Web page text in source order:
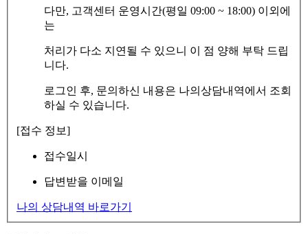
다만, 고객센터 운영시간(평일 09:00 ~ 18:00) 이외에
는
처리가 다소 지연될 수 있으니 이 점 양해 부탁 드립
니다.
로그인 후, 문의하신 내용은 나의상담내역에서 조회
하실 수 있습니다.
[접수 정보]
접수일시
답변받을 이메일
나의 상담내역 바로가기